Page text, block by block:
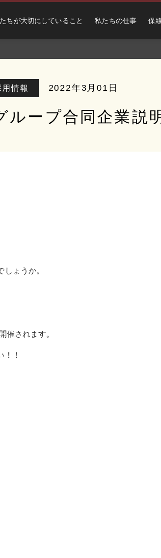
ちが大切にしていること 私たちの仕事 保
用情報 2022年3月01日
ループ合同企業説
ょうか。
催されます。
！！